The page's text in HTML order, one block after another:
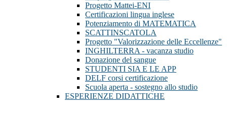
Progetto Mattei-ENI
Certificazioni lingua inglese
Potenziamento di MATEMATICA
SCATTINSCATOLA
Progetto "Valorizzazione delle Eccellenze"
INGHILTERRA - vacanza studio
Donazione del sangue
STUDENTI SIA E LE APP
DELF corsi certificazione
Scuola aperta - sostegno allo studio
ESPERIENZE DIDATTICHE